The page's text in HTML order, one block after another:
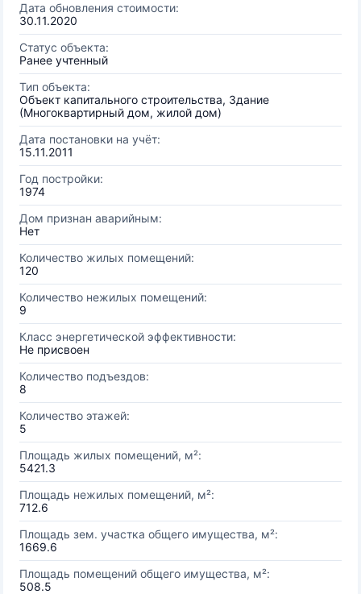
Дата обновления стоимости:
30.11.2020
Статус объекта:
Ранее учтенный
Тип объекта:
Объект капитального строительства, Здание
(Многоквартирный дом, жилой дом)
Дата постановки на учёт:
15.11.2011
Год постройки:
1974
Дом признан аварийным:
Нет
Количество жилых помещений:
120
Количество нежилых помещений:
9
Класс энергетической эффективности:
Не присвоен
Количество подъездов:
8
Количество этажей:
5
Площадь жилых помещений, м²:
5421.3
Площадь нежилых помещений, м²:
712.6
Площадь зем. участка общего имущества, м²:
1669.6
Площадь помещений общего имущества, м²:
508.5